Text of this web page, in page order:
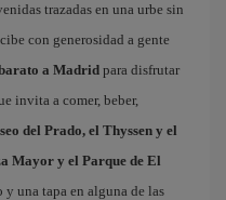
trazadas en una urbe sin
con generosidad a gente
a Madrid para disfrutar
invita a comer, beber,
del Prado, el Thyssen y el
Mayor y el Parque de El
una tapa en alguna de las